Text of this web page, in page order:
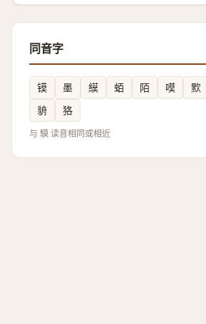
同音字
镆 墨 縸 蛨 陌 嗼 㱄
貈
狢
与 䮬 读音相同或相近